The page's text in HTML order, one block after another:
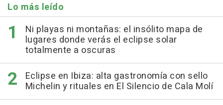
Lo más leído
Ni playas ni montañas: el insólito mapa de
lugares donde verás el eclipse solar
totalmente a oscuras
Eclipse en Ibiza: alta gastronomía con sello
Michelin y rituales en El Silencio de Cala Molí